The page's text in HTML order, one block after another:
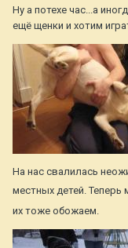
Ну а потехе час...а
ещё щенки и хотим
На нас свалилась
местных детей. Теперь
их тоже обожаем.